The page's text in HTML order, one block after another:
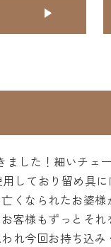
ました！細いチ
しており留め具
くなられたお婆
客様もずっとそ
れ今回お持ち込